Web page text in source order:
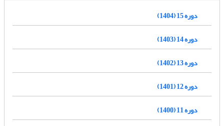
دوره 15 (1404)
دوره 14 (1403)
دوره 13 (1402)
دوره 12 (1401)
دوره 11 (1400)